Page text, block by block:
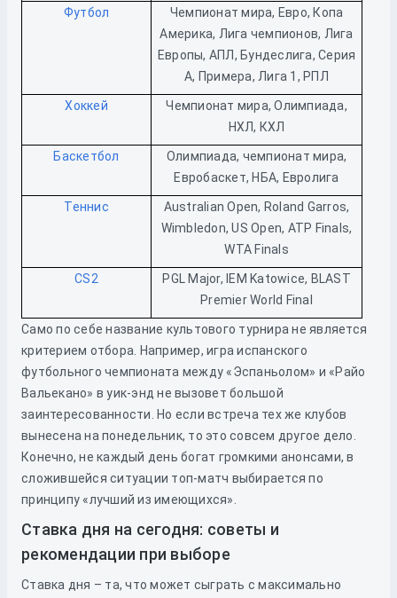
Футбол
Чемпионат мира, Евро, Копа
Америка, Лига чемпионов, Лига
Европы, АПЛ, Бундеслига, Серия
А, Примера, Лига 1, РПЛ
Хоккей
Чемпионат мира, Олимпиада,
НХЛ, КХЛ
Баскетбол
Олимпиада, чемпионат мира,
Евробаскет, НБА, Евролига
Теннис
Australian Open, Roland Garros,
Wimbledon, US Open, ATP Finals,
WTA Finals
CS2
PGL Major, IEM Katowice, BLAST
Premier World Final
Само по себе название культового турнира не является
критерием отбора. Например, игра испанского
футбольного чемпионата между «Эспаньолом» и «Райо
Вальекано» в уик-энд не вызовет большой
заинтересованности. Но если встреча тех же клубов
вынесена на понедельник, то это совсем другое дело.
Конечно, не каждый день богат громкими анонсами, в
сложившейся ситуации топ-матч выбирается по
принципу «лучший из имеющихся».
Ставка дня на сегодня: советы и
рекомендации при выборе
Ставка дня – та, что может сыграть с максимально